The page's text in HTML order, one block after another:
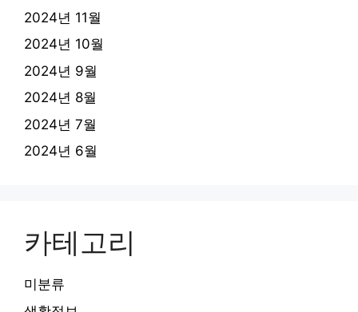
2024년 11월
2024년 10월
2024년 9월
2024년 8월
2024년 7월
2024년 6월
카테고리
미분류